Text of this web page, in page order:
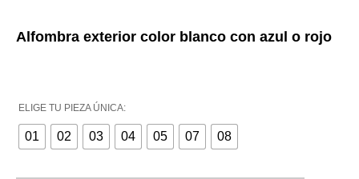
Alfombra exterior color blanco con azul o rojo
ELIGE TU PIEZA ÚNICA:
01 02 03 04 05 07 08